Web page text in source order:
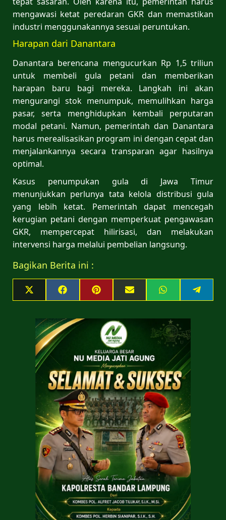
mengawasi ketat peredaran GKR dan memastikan
industri menggunakannya sesuai peruntukan.
Harapan dari Danantara
Danantara berencana mengucurkan Rp 1,5 triliun
untuk membeli gula petani dan memberikan
harapan baru bagi mereka. Langkah ini akan
mengurangi stok menumpuk, memulihkan harga
pasar, serta menghidupkan kembali perputaran
modal petani. Namun, pemerintah dan Danantara
harus merealisasikan program ini dengan cepat dan
menjalankannya secara transparan agar hasilnya
optimal.
Kasus penumpukan gula di Jawa Timur
menunjukkan perlunya tata kelola distribusi gula
yang lebih ketat. Pemerintah dapat mencegah
kerugian petani dengan memperkuat pengawasan
GKR, mempercepat hilirisasi, dan melakukan
intervensi harga melalui pembelian langsung.
Bagikan Berita ini :